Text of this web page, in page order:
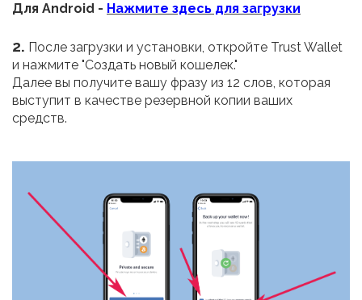
Для Android - Нажмите здесь для загрузки
2. После загрузки и установки, откройте Trust Wallet
и нажмите "Создать новый кошелек."
Далее вы получите вашу фразу из 12 слов, которая
выступит в качестве резервной копии ваших
средств.